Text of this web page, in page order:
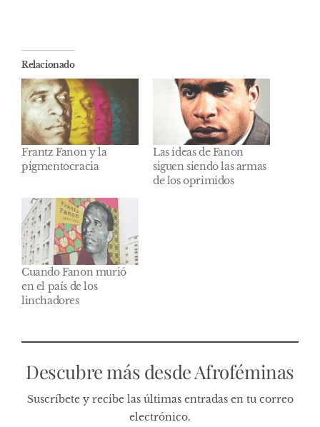
Relacionado
Frantz Fanon y la
pigmentocracia
Las ideas de Fanon
siguen siendo las armas
de los oprimidos
Cuando Fanon murió
en el país de los
linchadores
Descubre más desde Afroféminas
Suscríbete y recibe las últimas entradas en tu correo
electrónico.